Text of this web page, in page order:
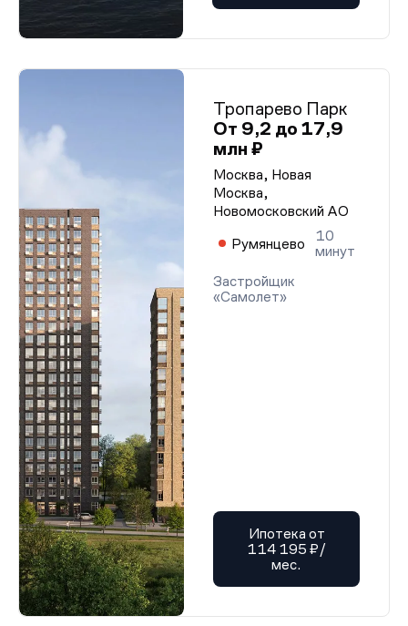
Тропарево Парк
От 9,2 до 17,9
млн ₽
Москва, Новая
Москва,
Новомосковский АО
Румянцево
10
минут
Застройщик
«Самолет»
Ипотека от
114 195 ₽/
мес.